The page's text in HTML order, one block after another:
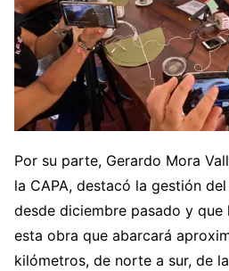
Por su parte, Gerardo Mora
la CAPA, destacó la gestión
desde diciembre pasado y
esta obra que abarcará
kilómetros, de norte a sur, de